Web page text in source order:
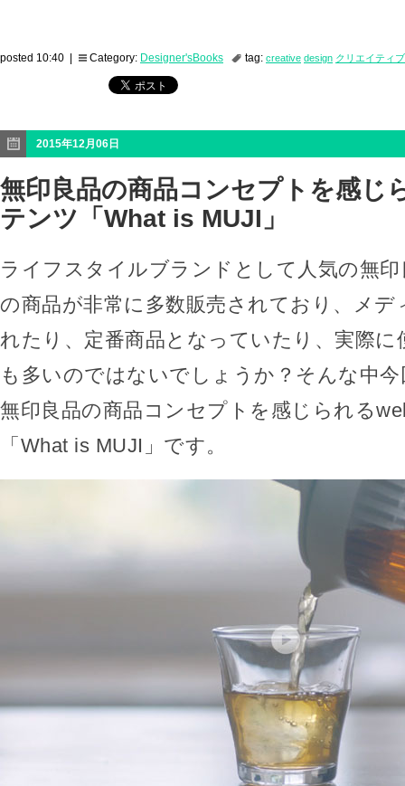
posted 10:40 | Category: Designer'sBooks tag: creative design クリエイティブ
2015年12月06日
無印良品の商品コンセプトを感じ
テンツ「What is MUJI」
ライフスタイルブランドとして人気の無
の商品が非常に多数販売されており、メデ
れたり、定番商品となっていたり、実際に
も多いのではないでしょうか？そんな中
無印良品の商品コンセプトを感じられる
「What is MUJI」です。